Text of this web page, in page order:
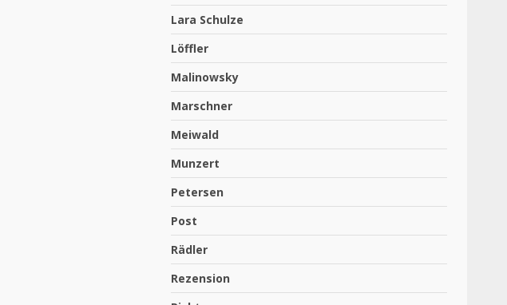
Lara Schulze
Löffler
Malinowsky
Marschner
Meiwald
Munzert
Petersen
Post
Rädler
Rezension